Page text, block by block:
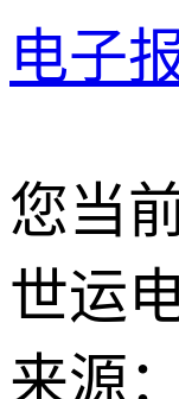
电子
您当
世运
来源